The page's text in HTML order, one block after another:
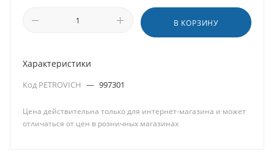
В КОРЗИНУ
Характеристики
Код PETROVICH — 997301
Цена действительна только для интернет-магазина и может
отличаться от цен в розничных магазинах